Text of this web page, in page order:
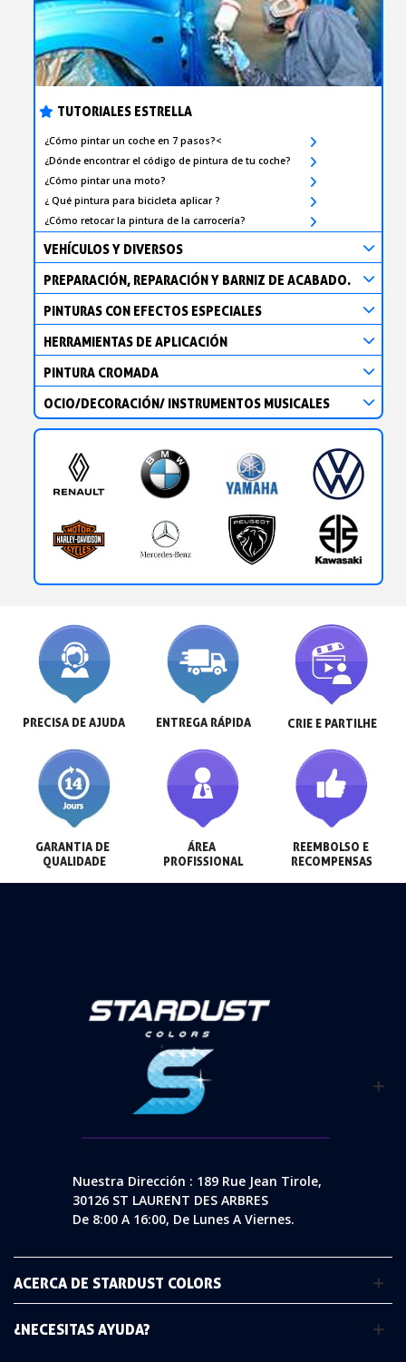
TUTORIALES ESTRELLA
¿Cómo pintar un coche en 7 pasos?<
¿Dónde encontrar el código de pintura de tu coche?
¿Cómo pintar una moto?
¿ Qué pintura para bicicleta aplicar ?
¿Cómo retocar la pintura de la carrocería?
VEHÍCULOS Y DIVERSOS
PREPARACIÓN, REPARACIÓN Y BARNIZ DE ACABADO.
PINTURAS CON EFECTOS ESPECIALES
HERRAMIENTAS DE APLICACIÓN
PINTURA CROMADA
OCIO/DECORACIÓN/ INSTRUMENTOS MUSICALES
PRECISA DE AJUDA ENTREGA RÁPIDA CRIE E PARTILHE
GARANTIA DE
QUALIDADE
ÁREA
PROFISSIONAL
REEMBOLSO E
RECOMPENSAS
Nuestra Dirección : 189 Rue Jean Tirole,
30126 ST LAURENT DES ARBRES
De 8:00 A 16:00, De Lunes A Viernes.
ACERCA DE STARDUST COLORS
¿NECESITAS AYUDA?